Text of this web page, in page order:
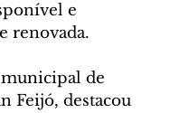
e
renovada.
de
Feijó, destacou